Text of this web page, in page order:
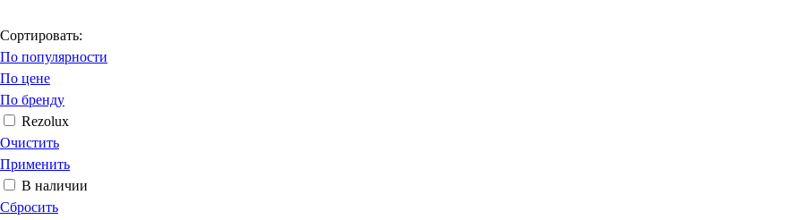
Сортировать:
По популярности
По цене
По бренду
Rezolux
Очистить
Применить
В наличии
Сбросить